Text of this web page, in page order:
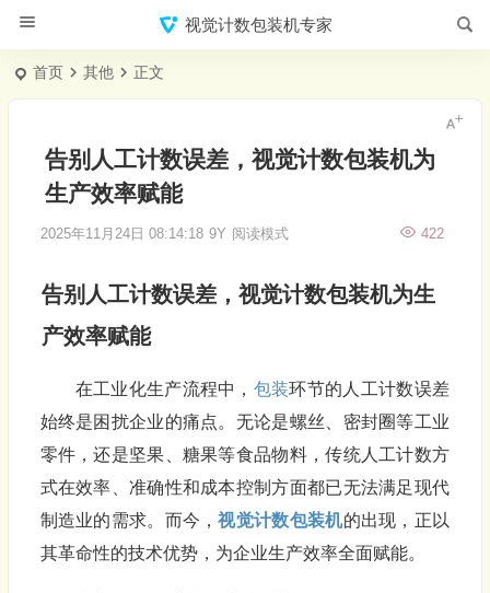
视觉计数包装机专家
首页 其他 正文
告别人工计数误差，视觉计数包装机为
生产效率赋能
2025年11月24日 08:14:18 9Y 422
阅读模式
告别人工计数误差， 视觉计数包装机为生
产效率赋能
在工业化生产流程中， 包装环节的人工计数误差
始终是困扰企业的痛点。无论是螺丝、密封圈等工业
零件，还是坚果、糖果等食品物料，传统人工计数方
式在效率、准确性和成本控制方面都已无法满足现代
制造业的需求。而今，视觉计数包装机的出现，正以
其革命性的技术优势，为企业生产效率全面赋能。